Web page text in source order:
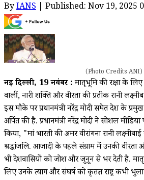
ByIANS | Published: Nov 19, 2025
(Photo Credits ANI)
नई दिल्ली, 19 नवंबर :मातृभूमि की रक्षा के
वालीं, नारी शक्ति और वीरता की प्रतीक रानी
इस मौके पर प्रधानमंत्री नरेंद्र मोदी समेत देश के
अर्पित की है. प्रधानमंत्री नरेंद्र मोदी ने सोशल
किया, "मां भारती की अमर वीरांगना रानी
श्रद्धांजलि. आजादी के पहले संग्राम में उनकी
भी देशवासियों को जोश और जुनून से भर देती है.
लिए उनके त्याग और संघर्ष को कृतज्ञ राष्ट्र कभी